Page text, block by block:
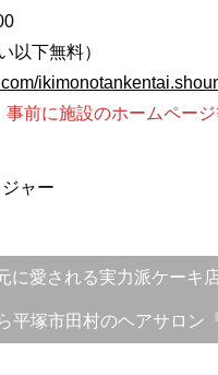
以下無料）
前に施設のホームペー
ジャー
に愛される実力派ケーキ
平塚市田村のヘアサロン